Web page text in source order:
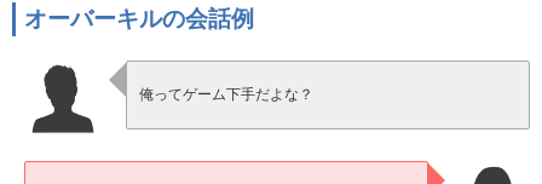
オーバーキルの会話例
俺ってゲーム下手だよな？